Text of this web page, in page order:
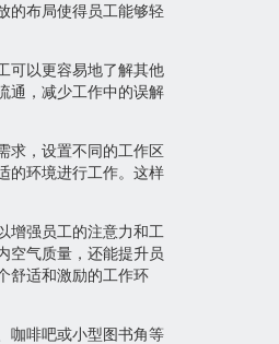
的布局使得员工能够轻
可以更容易地了解其他
通，减少工作中的误解
求，设置不同的工作区
的环境进行工作。这样
增强员工的注意力和工
空气质量，还能提升员
舒适和激励的工作环
咖啡吧或小型图书角等